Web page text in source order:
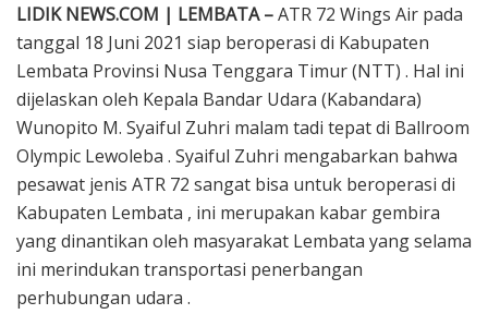
LIDIK NEWS.COM | LEMBATA –ATR 72 Wings Air pada
tanggal 18 Juni 2021 siap beroperasi di Kabupaten
Lembata Provinsi Nusa Tenggara Timur (NTT) . Hal ini
dijelaskan oleh Kepala Bandar Udara (Kabandara)
Wunopito M. Syaiful Zuhri malam tadi tepat di Ballroom
Olympic Lewoleba . Syaiful Zuhri mengabarkan bahwa
pesawat jenis ATR 72 sangat bisa untuk beroperasi di
Kabupaten Lembata , ini merupakan kabar gembira
yang dinantikan oleh masyarakat Lembata yang selama
ini merindukan transportasi penerbangan
perhubungan udara .